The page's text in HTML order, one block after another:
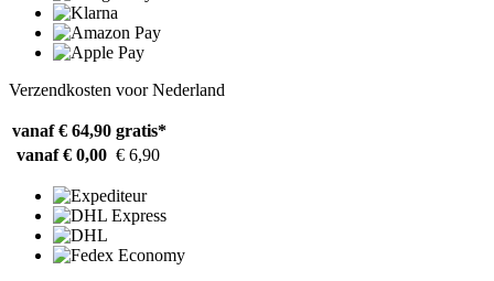
Verzendkosten voor Nederland
vanaf € 64,90 gratis*
vanaf € 0,00 € 6,90